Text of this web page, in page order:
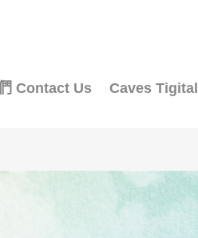
Contact Us Caves Tigital